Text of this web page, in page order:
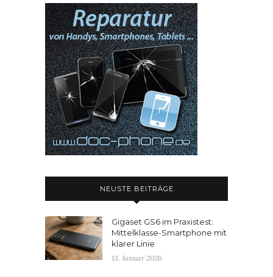
NEUSTE BEITRÄGE
Gigaset GS6 im Praxistest:
Mittelklasse-Smartphone mit
klarer Linie
13. Januar 2026